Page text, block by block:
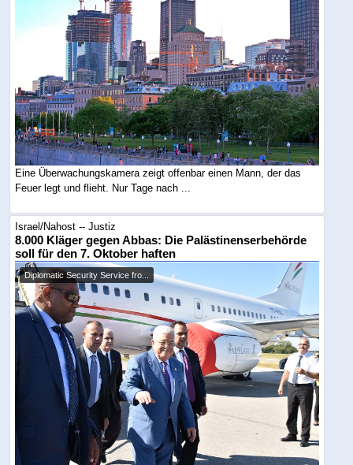
Eine Überwachungskamera zeigt offenbar einen Mann, der das
Feuer legt und flieht. Nur Tage nach ...
Israel/Nahost -- Justiz
8.000 Kläger gegen Abbas: Die Palästinenserbehörde
soll für den 7. Oktober haften
Diplomatic Security Service fro...